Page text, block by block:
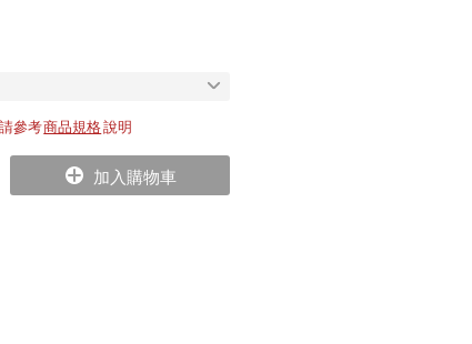
參考商品規格說明
加入購物車